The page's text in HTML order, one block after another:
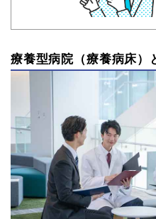
療養型病院（療養病床）